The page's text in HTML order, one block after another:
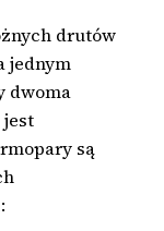
drutów
jednym
dwoma
są